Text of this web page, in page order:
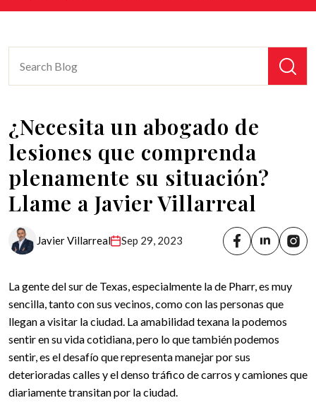
¿Necesita un abogado de
lesiones que comprenda
plenamente su situación?
Llame a Javier Villarreal
Javier Villarreal Sep 29, 2023
La gente del sur de Texas, especialmente la de Pharr, es muy
sencilla, tanto con sus vecinos, como con las personas que
llegan a visitar la ciudad. La amabilidad texana la podemos
sentir en su vida cotidiana, pero lo que también podemos
sentir, es el desafío que representa manejar por sus
deterioradas calles y el denso tráfico de carros y camiones que
diariamente transitan por la ciudad.